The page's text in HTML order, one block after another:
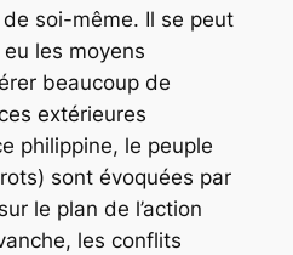
soi-même. Il se peut
eu les moyens
beaucoup de
extérieures
philippine, le peuple
sont évoquées par
le plan de l’action
les conflits